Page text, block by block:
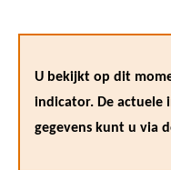
U bekijkt op dit
indicator. De actuele
gegevens kunt u via